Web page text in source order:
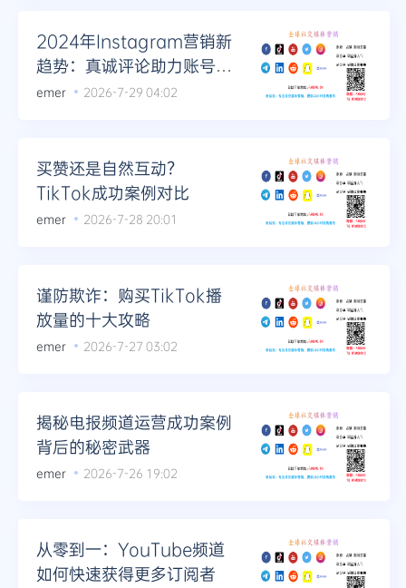
2024年Instagram营销新
趋势：真诚评论助力账号曝
光
emer 2026-7-29 04:02
买赞还是自然互动？
TikTok成功案例对比
emer 2026-7-28 20:01
谨防欺诈：购买TikTok播
放量的十大攻略
emer 2026-7-27 03:02
揭秘电报频道运营成功案例
背后的秘密武器
emer 2026-7-26 19:02
从零到一：YouTube频道
如何快速获得更多订阅者